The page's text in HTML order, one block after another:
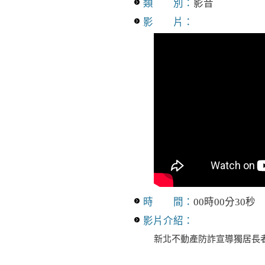
類 別： 影音
影 片：
時 間： 00時00分30秒
影片介紹：
新北不動產防詐宣導獨居長